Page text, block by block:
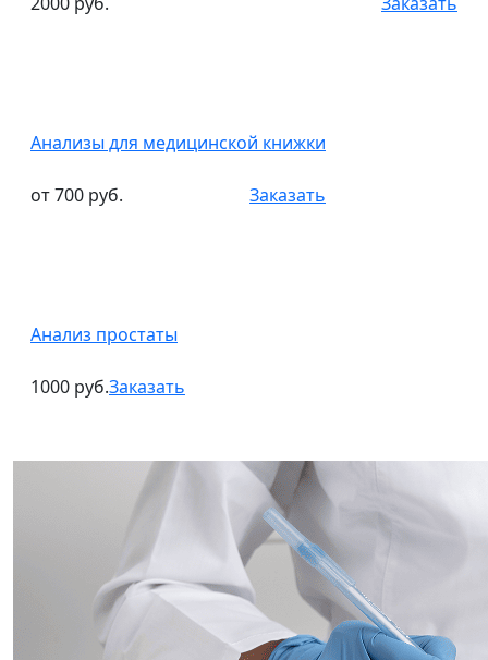
Анализы для медицинской книжки
от 700 руб. Заказать
Анализ простаты
1000 руб.Заказать